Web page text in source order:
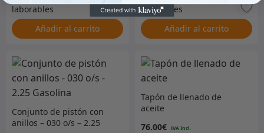
Añadir al carrito Añadir al carrito
Conjunto de pistón con
anillos – 030 o/s – 2.25
Tapón de llenado de
aceite
76.00€